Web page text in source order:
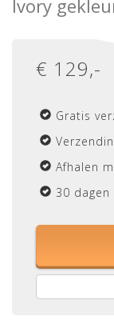
Ivory
€ 129,-
Gratis
Afhalen
30